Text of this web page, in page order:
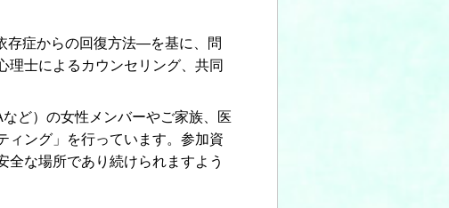
存症からの回復方法―を基に、問
理士によるカウンセリング、共同
ど）の女性メンバーやご家族、医
ィング」を行っています。参加資
な場所であり続けられますよう